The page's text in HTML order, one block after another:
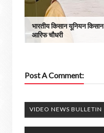
भारतीय किसान यूनियन
आरिफ चौधरी
Post A Comment:
VIDEO NEWS BULLETIN